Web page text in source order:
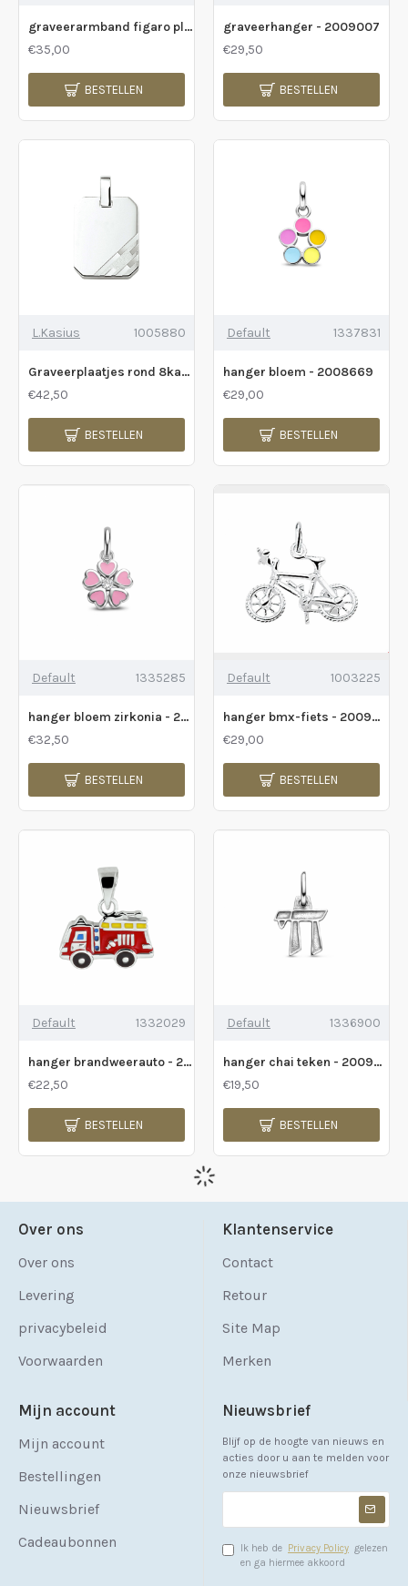
graveerarmband figaro plaat 4,2 mm 9 - 11 cm - 2011956
€35,00
BESTELLEN
graveerhanger - 2009007
€29,50
BESTELLEN
L.Kasius 1005880
Graveerplaatjes rond 8kant streepjes - 233725
€42,50
BESTELLEN
Default 1337831
hanger bloem - 2008669
€29,00
BESTELLEN
Default 1335285
hanger bloem zirkonia - 2008061
€32,50
BESTELLEN
Default 1003225
hanger bmx-fiets - 2009601
€29,00
BESTELLEN
Default 1332029
hanger brandweerauto - 2011120
€22,50
BESTELLEN
Default 1336900
hanger chai teken - 2009701
€19,50
BESTELLEN
Over ons
Over ons
Levering
privacybeleid
Voorwaarden
Klantenservice
Contact
Retour
Site Map
Merken
Mijn account
Mijn account
Bestellingen
Nieuwsbrief
Cadeaubonnen
Nieuwsbrief
Blijf op de hoogte van nieuws en
acties door u aan te melden voor
onze nieuwsbrief
Ik heb de Privacy Policy gelezen
en ga hiermee akkoord